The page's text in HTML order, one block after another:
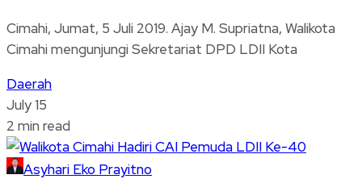
Cimahi, Jumat, 5 Juli 2019. Ajay M. Supriatna, Walikota
Cimahi mengunjungi Sekretariat DPD LDII Kota
Daerah
July 15
2 min read
Asyhari Eko Prayitno